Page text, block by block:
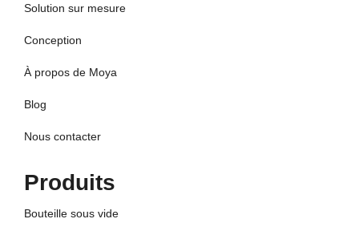
Solution sur mesure
Conception
À propos de Moya
Blog
Nous contacter
Produits
Bouteille sous vide